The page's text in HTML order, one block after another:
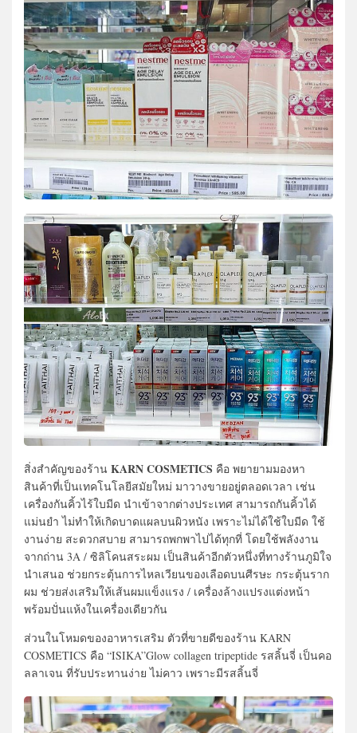
สิ่งสำคัญของร้าน KARN COSMETICS คือ พยายามมองหา
สินค้าที่เป็นเทคโนโลยีสมัยใหม่ มาวางขายอยู่ตลอดเวลา เช่น
เครื่องกันคิ้วไร้ใบมีด นำเข้าจากต่างประเทศ สามารถกันคิ้วได้
แม่นยำ ไม่ทำให้เกิดบาดแผลบนผิวหนัง เพราะไม่ได้ใช้ใบมีด ใช้
งานง่าย สะดวกสบาย สามารถพกพาไปได้ทุกที่ โดยใช้พลังงาน
จากถ่าน 3A / ซิลิโคนสระผม เป็นสินค้าอีกตัวหนึ่งที่ทางร้านภูมิใจ
นำเสนอ ช่วยกระตุ้นการไหลเวียนของเลือดบนศีรษะ กระตุ้นราก
ผม ช่วยส่งเสริมให้เส้นผมแข็งแรง / เครื่องล้างแปรงแต่งหน้า
พร้อมปั่นแห้งในเครื่องเดียวกัน
ส่วนในโหมดของอาหารเสริม ตัวที่ขายดีของร้าน KARN
COSMETICS คือ “ISIKA”Glow collagen tripeptide รสลิ้นจี่ เป็นคอ
ลลาเจน ที่รับประทานง่าย ไม่คาว เพราะมีรสลิ้นจี่